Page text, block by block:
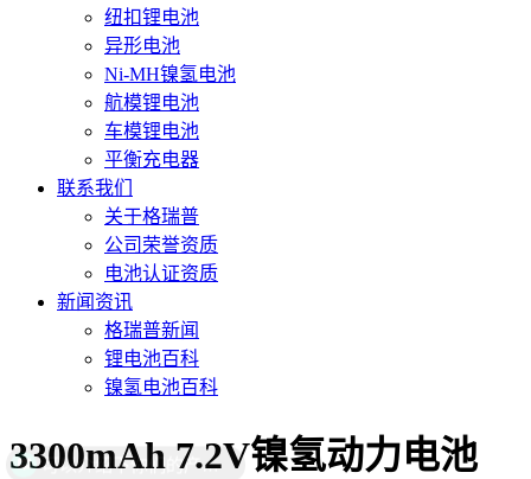
纽扣锂电池
异形电池
Ni-MH镍氢电池
航模锂电池
车模锂电池
平衡充电器
联系我们
关于格瑞普
公司荣誉资质
电池认证资质
新闻资讯
格瑞普新闻
锂电池百科
镍氢电池百科
3300mAh 7.2V镍氢动力电池
可以介绍下你们的产品么？